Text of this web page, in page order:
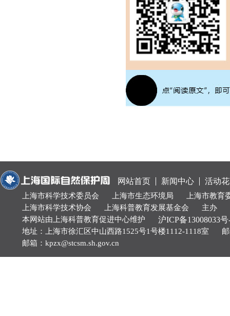
网站首页 新闻中心 活动
上海市科学技术委员会 上海市生态环境局
上海市教育
上海市科学技术协会
上海科普教育发展基金会
主办
本网站由上海科普教育促进中心维护
沪ICP备13008033号
地址：上海市徐汇区中山西路1525号1号楼1112-1118室
邮箱：kpzx@stcsm.sh.gov.cn